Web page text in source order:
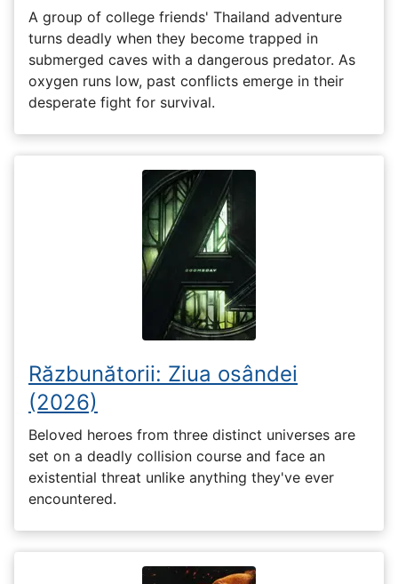
A group of college friends' Thailand adventure
turns deadly when they become trapped in
submerged caves with a dangerous predator. As
oxygen runs low, past conflicts emerge in their
desperate fight for survival.
Răzbunătorii: Ziua osândei
(2026)
Beloved heroes from three distinct universes are
set on a deadly collision course and face an
existential threat unlike anything they've ever
encountered.